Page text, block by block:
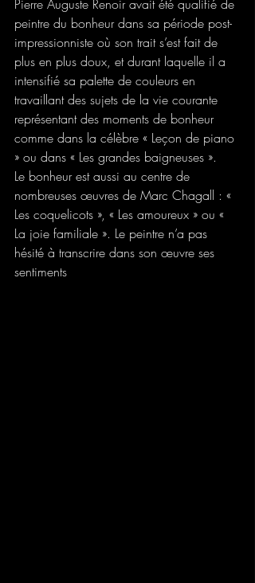
Pierre Auguste Renoir avait été qualifié de
peintre du bonheur dans sa période post-
impressionniste où son trait s’est fait de
plus en plus doux, et durant laquelle il a
intensifié sa palette de couleurs en
travaillant des sujets de la vie courante
représentant des moments de bonheur
comme dans la célèbre « Leçon de piano
» ou dans « Les grandes baigneuses ».
Le bonheur est aussi au centre de
nombreuses œuvres de Marc Chagall : «
Les coquelicots », « Les amoureux » ou «
La joie familiale ». Le peintre n’a pas
hésité à transcrire dans son œuvre ses
sentiments